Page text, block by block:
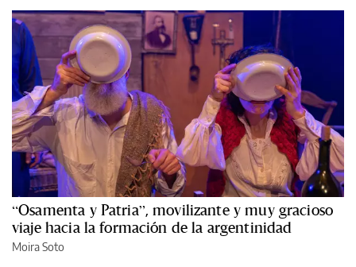
“Osamenta y Patria”, movilizante y muy gracioso
viaje hacia la formación de la argentinidad
Moira Soto